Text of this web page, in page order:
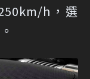
h，選